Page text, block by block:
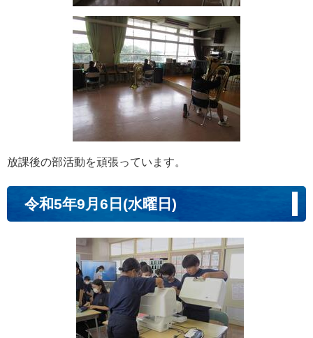
放課後の部活動を頑張っています。
令和5年9月6日(水曜日)